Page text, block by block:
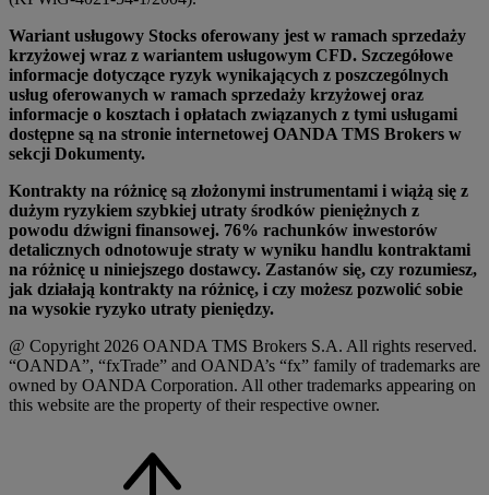
Wariant usługowy Stocks oferowany jest w ramach sprzedaży
krzyżowej wraz z wariantem usługowym CFD. Szczegółowe
informacje dotyczące ryzyk wynikających z poszczególnych
usług oferowanych w ramach sprzedaży krzyżowej oraz
informacje o kosztach i opłatach związanych z tymi usługami
dostępne są na stronie internetowej OANDA TMS Brokers w
sekcji Dokumenty.
Kontrakty na różnicę są złożonymi instrumentami i wiążą się z
dużym ryzykiem szybkiej utraty środków pieniężnych z
powodu dźwigni finansowej. 76% rachunków inwestorów
detalicznych odnotowuje straty w wyniku handlu kontraktami
na różnicę u niniejszego dostawcy. Zastanów się, czy rozumiesz,
jak działają kontrakty na różnicę, i czy możesz pozwolić sobie
na wysokie ryzyko utraty pieniędzy.
@ Copyright 2026 OANDA TMS Brokers S.A. All rights reserved.
“OANDA”, “fxTrade” and OANDA’s “fx” family of trademarks are
owned by OANDA Corporation. All other trademarks appearing on
this website are the property of their respective owner.